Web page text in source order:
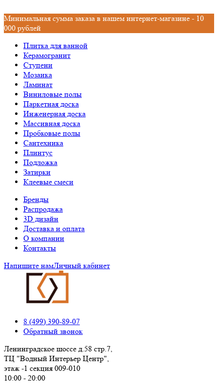
Минимальная сумма заказа в нашем интернет-магазине - 10
000 рублей
Плитка для ванной
Керамогранит
Ступени
Мозаика
Ламинат
Виниловые полы
Паркетная доска
Инженерная доска
Массивная доска
Пробковые полы
Сантехника
Плинтус
Подложка
Затирки
Клеевые смеси
Бренды
Распродажа
3D дизайн
Доставка и оплата
О компании
Контакты
Напишите намЛичный кабинет
8 (499) 390-89-07
Обратный звонок
Ленинградское шоссе д.58 стр.7,
ТЦ "Водный Интерьер Центр",
этаж -1 секция 009-010
10:00 - 20:00